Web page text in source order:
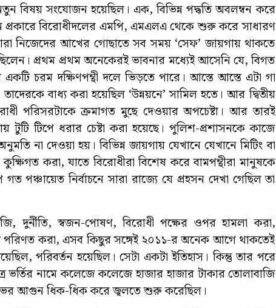
বিষয় সংযোজন হয়েছিল। এক, বিভিন্ন পদ্ধতি অবলম্বন করে
প্রকারে বিরোধীদলের এমপি, এমএলএ থেকে শুরু করে সাধারণ
নিজেদের আখের গোছাতে সব সময় ‘সেফ’ জায়গায় থাকতে
প্রথম প্রথম অনেকেরই ভাবনার মধ্যেই আসেনি যে, বিগত
চরম দক্ষিণপন্থী দলে ভিড়তে পারে। আস্তে আস্তে এটা গা
বাধ্য করা হয়েছিল ‘উন্নয়নে’ সামিল হতে। আর দ্বিতীয়
পরিসরটাকে ক্রমাগত মুছে দেওয়ার অপচেষ্টা। আর তারই
টিপে ধরার চেষ্টা করা হয়েছে। পুলিশ-প্রশাসনকে কাজে
না দেওয়া হয়। বিভিন্ন জায়গায় যেখানে যেখানে মিটিং বা
করা, যাতে বিরোধীরা বিশেষ করে বামপন্থীরা মানুষকে
পঞ্চায়েত নির্বাচনে সারা রাজ্যে যে প্রহসন দেখা গেছিল তা
দুর্নীতি, স্বজন-পোষণ, বিরোধী পক্ষের ওপর হামলা করা,
পরিণত করা, এসব কিছুর সঙ্গেই ২০১১-র অনেক আগে থাকতেই
পরিবর্তন হয়েছিল। সেটা একটা ইতিহাস। কিন্তু তার পরে
নামে কলেজে কলেজে হাজার হাজার টাকার তোলাবাজি
আগুন ধিক-ধিক করে জ্বলতে শুরু করেছিল।